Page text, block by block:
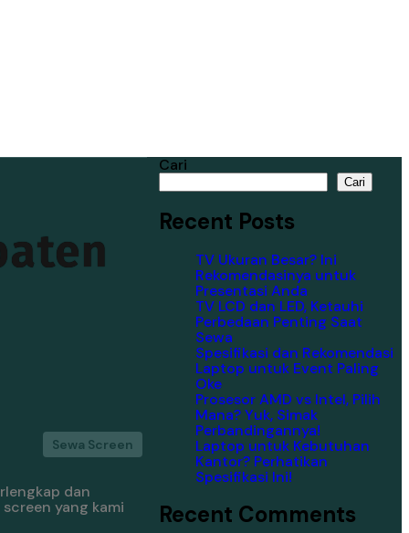
Sewa Screen
dan
yang kami
Cari
Cari
Recent Posts
TV Ukuran Besar? Ini
Rekomendasinya untuk
Presentasi Anda
TV LCD dan LED, Ketauhi
Perbedaan Penting Saat
Sewa
Spesifikasi dan Rekomendasi
Laptop untuk Event Paling
Oke
Prosesor AMD vs Intel, Pilih
Mana? Yuk, Simak
Perbandingannya!
Laptop untuk Kebutuhan
Kantor? Perhatikan
Spesifikasi Ini!
Recent Comments